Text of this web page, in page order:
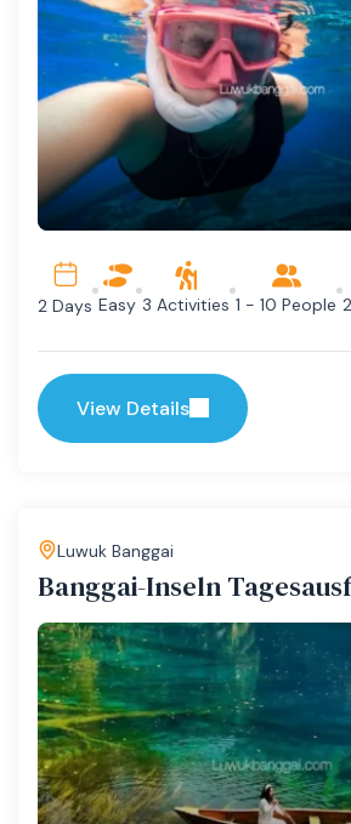
2 Days Easy 3 Activities 1 - 10 People
View Details
Luwuk Banggai
Banggai-Inseln